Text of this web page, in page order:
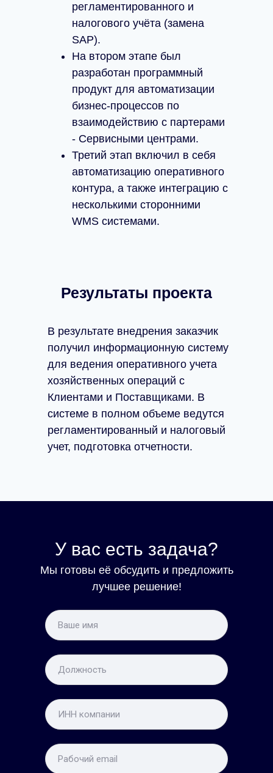
регламентированного и
налогового учёта (замена
SAP).
На втором этапе был
разработан программный
продукт для автоматизации
бизнес-процессов по
взаимодействию с партерами
- Сервисными центрами.
Третий этап включил в себя
автоматизацию оперативного
контура, а также интеграцию с
несколькими сторонними
WMS системами.
Результаты проекта
В результате внедрения заказчик
получил информационную систему
для ведения оперативного учета
хозяйственных операций с
Клиентами и Поставщиками. В
системе в полном объеме ведутся
регламентированный и налоговый
учет, подготовка отчетности.
У вас есть задача?
Мы готовы её обсудить и предложить
лучшее решение!